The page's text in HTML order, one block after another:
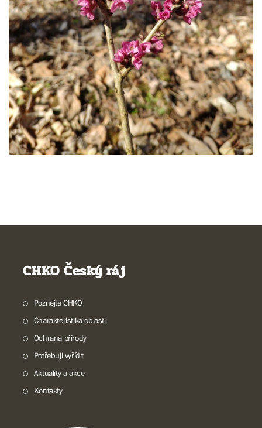
CHKO Český ráj
Poznejte CHKO
Charakteristika oblasti
Ochrana přírody
Potřebuji vyřídit
Aktuality a akce
Kontakty